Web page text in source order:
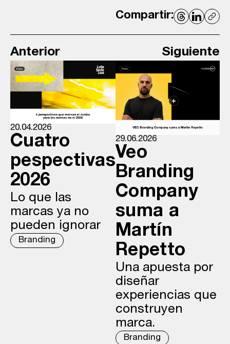
Compartir:
Anterior
20.04.2026
Cuatro
pespectivas
2026
Lo que las
marcas ya no
pueden ignorar
Branding
Siguiente
29.06.2026
Veo
Branding
Company
suma a
Martín
Repetto
Una apuesta por
diseñar
experiencias que
construyen
marca.
Branding